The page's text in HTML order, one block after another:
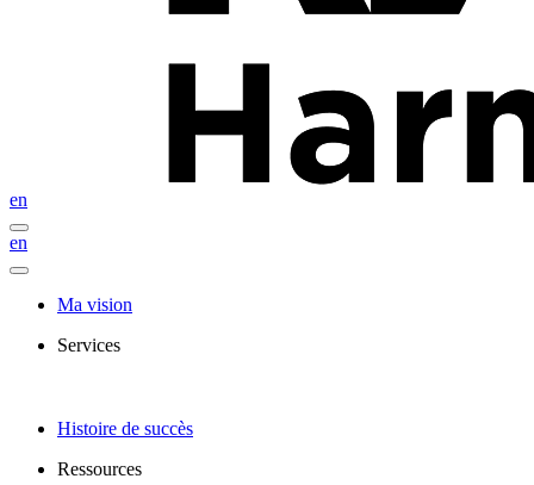
en
en
Ma vision
Services
Histoire de succès
Ressources